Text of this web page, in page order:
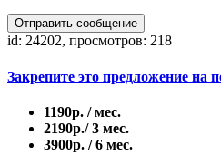
Отправить сообщение
id: 24202, просмотров: 218
Закрепите это предложение на
1190р. / мес.
2190р./ 3 мес.
3900р. / 6 мес.